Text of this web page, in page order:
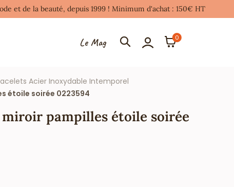
et de la beauté, depuis 1999 ! Minimum d'achat : 150€ HT
Le Mag 0
Acier Inoxydable Intemporel
étoile soirée 0223594
pampilles étoile soirée